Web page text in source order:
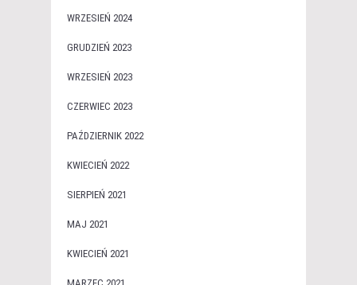
WRZESIEŃ 2024
GRUDZIEŃ 2023
WRZESIEŃ 2023
CZERWIEC 2023
PAŹDZIERNIK 2022
KWIECIEŃ 2022
SIERPIEŃ 2021
MAJ 2021
KWIECIEŃ 2021